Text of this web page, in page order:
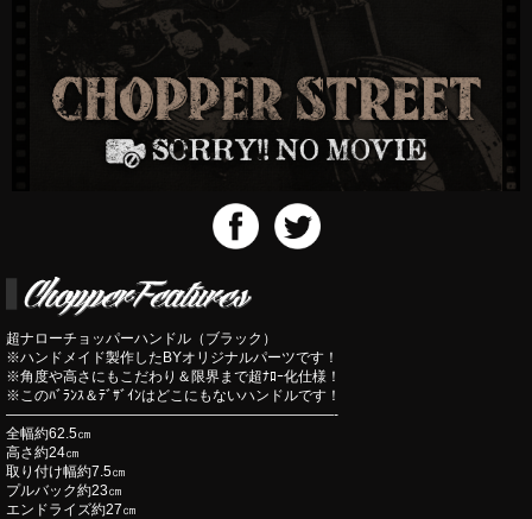
超ナローチョッパーハンドル（ブラック）
※ハンドメイド製作したBYオリジナルパーツです！
※角度や高さにもこだわり＆限界まで超ﾅﾛｰ化仕様！
※このﾊﾞﾗﾝｽ＆ﾃﾞｻﾞｲﾝはどこにもないハンドルです！
———————————————————————-
全幅約62.5㎝
高さ約24㎝
取り付け幅約7.5㎝
プルバック約23㎝
エンドライズ約27㎝